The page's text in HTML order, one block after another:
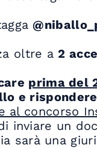
oltre a2
prima del
e
al concorso
inviare un
sarà una